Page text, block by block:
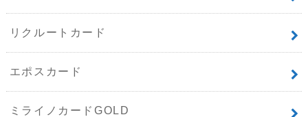
リクルートカード
エポスカード
ミライノカードGOLD